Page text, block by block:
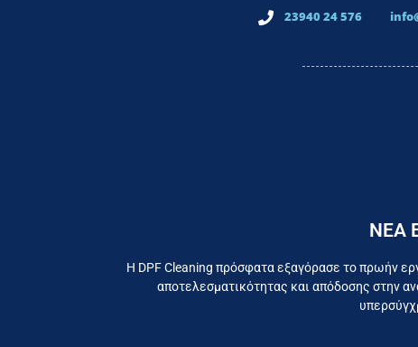
23940 24 576
ΝΕΑ
Η DPF Cleaning πρόσφατα εξαγόρασε το πρωήν
αποτελεσματικότητας και απόδοσης στην